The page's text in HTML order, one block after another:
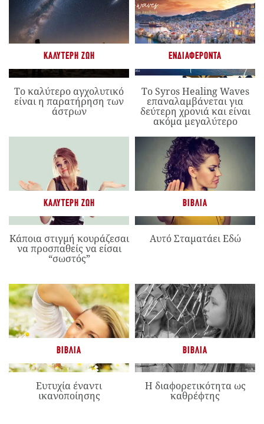
ΚΑΛΎΤΕΡΗ ΖΩΉ
Το καλύτερο αγχολυτικό
είναι η παρατήρηση των
άστρων
ΕΝΔΙΑΦΈΡΟΝΤΑ
Το Syros Healing Waves
επαναλαμβάνεται για
δεύτερη χρονιά και είναι
ακόμα μεγαλύτερο
ΚΑΛΎΤΕΡΗ ΖΩΉ
Κάποια στιγμή κουράζεσαι
να προσπαθείς να είσαι
“σωστός”
ΒΙΒΛΊΑ
Αυτό Σταματάει Εδώ
ΒΙΒΛΊΑ
Ευτυχία έναντι
ικανοποίησης
ΒΙΒΛΊΑ
Η διαφορετικότητα ως
καθρέφτης